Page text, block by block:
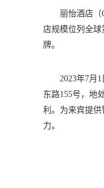
丽怡酒店（
店规模位列全
牌。
2023年7月
东路155号，地
利。为来宾提
力。